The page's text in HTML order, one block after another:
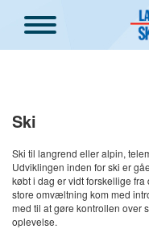
Ski
Ski til langrend eller alpin,
Udviklingen inden for ski er
købt i dag er vidt forskellige
store omvæltning kom med
med til at gøre kontrollen over
oplevelse.